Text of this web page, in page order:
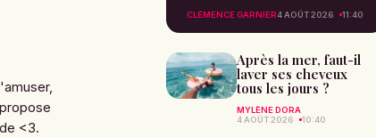
<3.
CLÉMENCE GARNIER4 AOÛT 2026 11:40
Après la mer, faut-il
laver ses cheveux
tous les jours ?
MYLÈNE DORA
4 AOÛT 2026
10:40